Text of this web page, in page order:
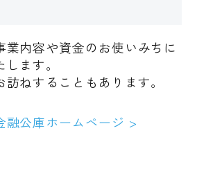
業内容や資金のお使いみちに
ます。
ねすることもあります。
融公庫ホームページ >